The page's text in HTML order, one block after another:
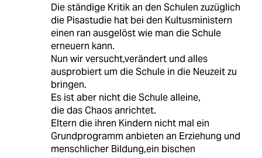
Die ständige Kritik an den Schulen zuzüglich
die Pisastudie hat bei den Kultusministern
einen ran ausgelöst wie man die Schule
erneuern kann.
Nun wir versucht,verändert und alles
ausprobiert um die Schule in die Neuzeit zu
bringen.
Es ist aber nicht die Schule alleine,
die das Chaos anrichtet.
Eltern die ihren Kindern nicht mal ein
Grundprogramm anbieten an Erziehung und
menschlicher Bildung,ein bischen